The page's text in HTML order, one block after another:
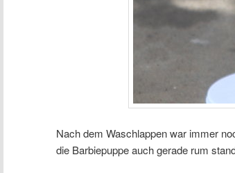
Nach dem Waschlappen war immer
die Barbiepuppe auch gerade rum